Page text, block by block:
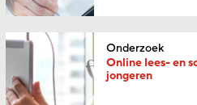
Onderzoek
Online lees- en
jongeren